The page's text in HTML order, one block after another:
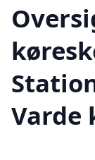
Varde